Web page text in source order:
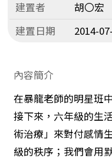
建置者
胡〇宏
建置日期
2014-
內容簡介
在暴龍老師的明星班
接下來，六年級的生
術治療」來對付感情
級的秩序；我們會用